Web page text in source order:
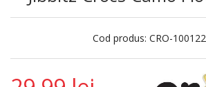
Cod produs: CRO-